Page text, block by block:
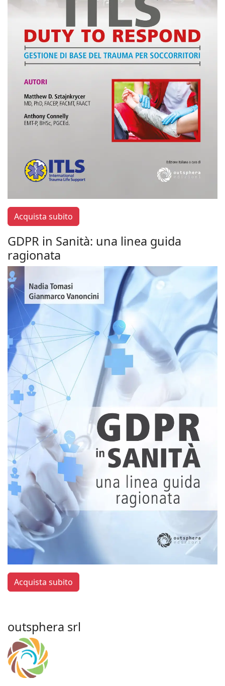
Acquista subito
GDPR in Sanità: una linea guida
ragionata
Acquista subito
outsphera srl